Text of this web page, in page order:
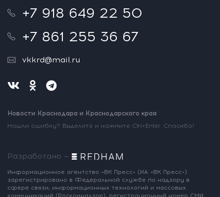
+7 918 649 22 50
+7 861 255 36 67
vkkrd@mail.ru
Новости Краснодара и Краснодарского края
Нашли ошибку? Выделите и нажмите Ctrl+Enter. Спасибо!
Разработано —
Информационное агентство «ВК Пресс» (ИА «ВК Пресс»)
зарегистрировано в Федеральной службе по надзору в
сфере связи, информационных технологий и массовых
коммуникаций (Роскомнадзор), регистрационный номер СМИ: